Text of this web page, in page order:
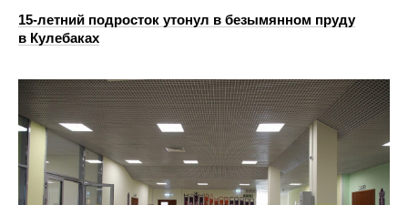
15-летний подросток утонул в безымянном пруду
в Кулебаках